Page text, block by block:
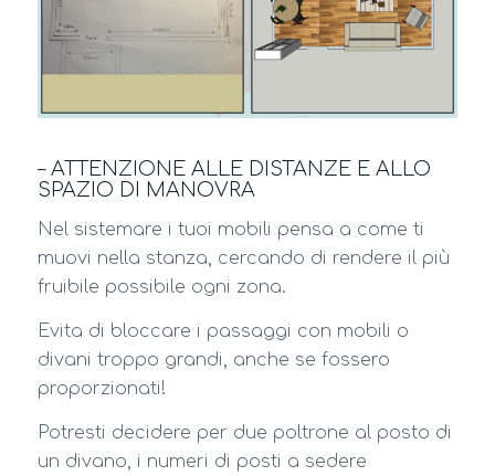
– ATTENZIONE ALLE DISTANZE E ALLO
SPAZIO DI MANOVRA
Nel sistemare i tuoi mobili pensa a come ti
muovi nella stanza, cercando di rendere il più
fruibile possibile ogni zona.
Evita di bloccare i passaggi con mobili o
divani troppo grandi, anche se fossero
proporzionati!
Potresti decidere per due poltrone al posto di
un divano, i numeri di posti a sedere